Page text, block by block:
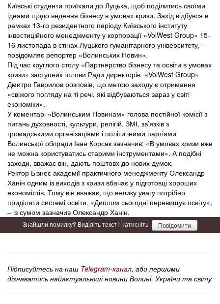
Київські студенти приїхали до Луцька, щоб поділитись своїми
ідеями щодо ведення бізнесу в умовах кризи. Захід відбувся в
рамках 13-го резидентного періоду Київського інституту
інвестиційного менеджменту у корпорації «VolWest Group» 15-
16 листопада в стінах Луцького гуманітарного університету, –
повідомляє репортер «Волинських Новин».
Під час круглого столу «Партнерство бізнесу та освіти в умовах
кризи» заступник голови Ради директорів «VolWest Group»
Дмитро Гаврилов розповів, що метою заходу є отримання
«свіжого погляду на ті речі, які відбуваються зараз у світі
економіки».
У коментарі «Волинським Новинам» голова постійної комісії з
питань духовності, культури, релігій, ЗМІ, зв’язків з
громадськими організаціями і політичними партіями
Волинської облради Іван Корсак зазначив: «В умовах кризи вже
не можна користуватись старими інструментами». А подібні
заходи, вважає він, дають поштовх до нових думок.
Ректор Бізнес академії практичного менеджменту Олександр
Ханін одним із виходів з кризи вбачає у підготовці хороших
економістів. Тому він вважає, що велику увагу потрібно
приділяти системі освіти. «Диплом сьогодні перевищує освіту»,
– із сумом зазначив Олександр Ханін.
Знайшли помилку? Виділіть текст і натисніть Повідомити
Підписуйтесь на наш Telegram-канал, аби першими
дізнаватись найактуальніші новини Волині, України та світу